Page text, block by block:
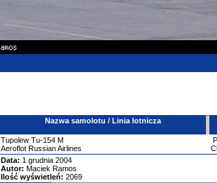
Nazwa samolotu / Linia lotnicza
Tupolew Tu-154 M
Aeroflot Russian Airlines
Data: 1 grudnia 2004
Autor: Maciek Ramos
Ilość wyświetleń: 2069